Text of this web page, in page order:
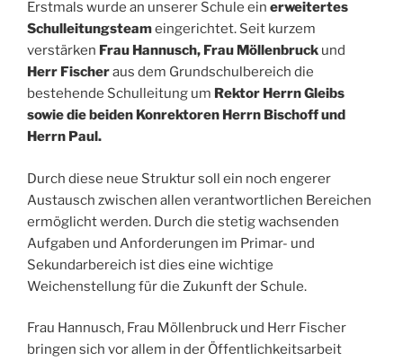
Erstmals wurde an unserer Schule ein erweitertes
Schulleitungsteameingerichtet. Seit kurzem
verstärken Frau Hannusch, Frau Möllenbruck und
Herr Fischeraus dem Grundschulbereich die
bestehende Schulleitung um Rektor Herrn Gleibs
sowie die beiden Konrektoren Herrn Bischoff und
Herrn Paul.
Durch diese neue Struktur soll ein noch engerer
Austausch zwischen allen verantwortlichen Bereichen
ermöglicht werden. Durch die stetig wachsenden
Aufgaben und Anforderungen im Primar- und
Sekundarbereich ist dies eine wichtige
Weichenstellung für die Zukunft der Schule.
Frau Hannusch, Frau Möllenbruck und Herr Fischer
bringen sich vor allem in der Öffentlichkeitsarbeit